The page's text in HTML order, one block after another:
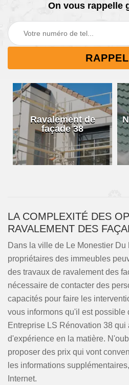
On vous rappelle
Ravalement de
façade 38
LA COMPLEXITÉ DES
RAVALEMENT DES
Dans la ville de Le Monestier
propriétaires des immeubles
des travaux de ravalement des
nécessaire de contacter des
capacités pour faire les
vous informons qu'il est possible
Entreprise LS Rénovation 38
d'expérience en la matière.
proposer des prix qui vont
les informations
Internet.